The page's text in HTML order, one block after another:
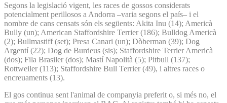
Segons la legislació vigent, les races de gossos considerats
potencialment perillosos a Andorra –varia segons el país– i el
nombre de cans censats són els següents: Akita Inu (14); Americà
Bully (un); American Staffordshire Terrier (186); Bulldog Americà
(2); Bullmastiff (set); Presa Canari (un); Dòberman (39); Dog
Argentí (22); Dog de Burdeus (sis); Staffordshire Terrier Americà
(dos); Fila Brasiler (dos); Mastí Napolità (5); Pitbull (137);
Rottweiler (113); Staffordshire Bull Terrier (49), i altres races o
encreuaments (13).
El gos continua sent l'animal de companyia preferit o, si més no, el